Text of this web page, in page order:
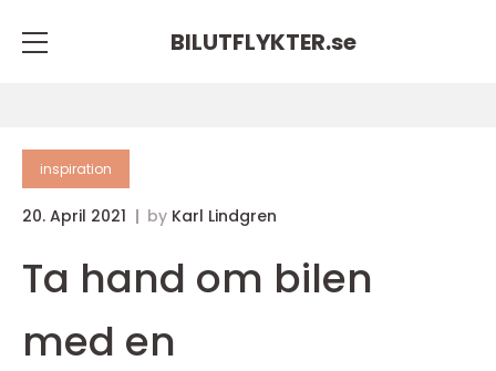
BILUTFLYKTER.se
inspiration
20. April 2021 by Karl Lindgren
Ta hand om bilen
med en